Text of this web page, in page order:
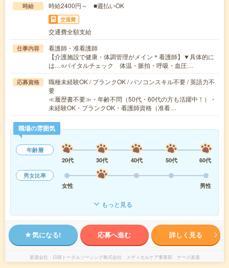
時給 時給2400円～ ■週払いOK
交通費
交通費全額支給
仕事内容
看護師・准看護師
【介護施設で健康・体調管理がメイン＊看護師】▼具体的に
は…○バイタルチェック 体温・脈拍・呼吸・血圧…
応募資格
職種未経験OK / ブランクOK / パソコンスキル不要 / 英語力不
要
≪履歴書不要≫・年齢不問（50代・60代の方も活躍中！）・
未経験OK・ブランクOK・看護師資格（准看…
職場の雰囲気
年齢層
20代
30代 40代 50代
60代
男女比率
女性
男性
もっと見る
気になる! 応募へ進む 詳しく見る
派遣会社 日研トータルソーシング株式会社 メディカルケア事業部 ナース派遣